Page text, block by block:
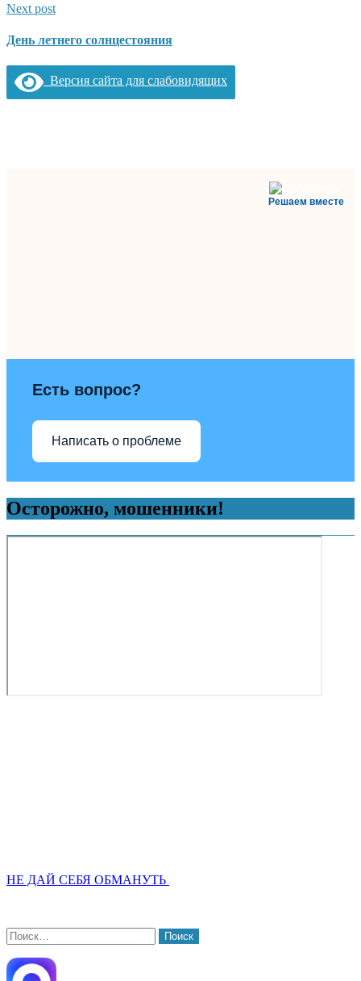
Next post
День летнего солнцестояния
Версия сайта для слабовидящих
Решаем вместе
Есть вопрос?
Написать о проблеме
Осторожно, мошенники!
НЕ ДАЙ СЕБЯ ОБМАНУТЬ
Найти: